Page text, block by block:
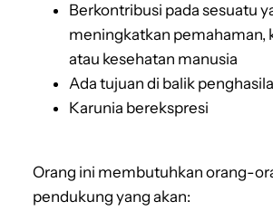
Berkontribusi pada sesuatu
meningkatkan pemahaman,
atau kesehatan manusia
Ada tujuan di balik
Karunia berekspresi
Orang ini membutuhkan orang-
pendukung yang akan: